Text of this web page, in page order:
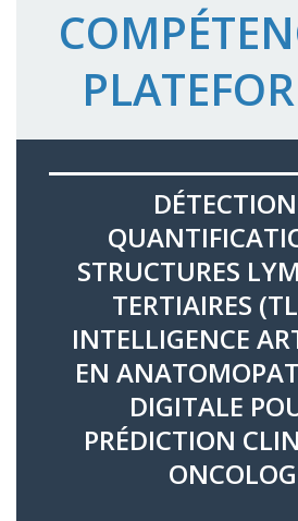
STRUCTURES
TERTIAIRES
INTELLIGENCE
EN
DIGITALE
PRÉDICTION